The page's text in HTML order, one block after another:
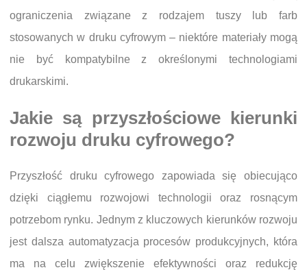
ograniczenia związane z rodzajem tuszy lub farb
stosowanych w druku cyfrowym – niektóre materiały mogą
nie być kompatybilne z określonymi technologiami
drukarskimi.
Jakie są przyszłościowe kierunki
rozwoju druku cyfrowego?
Przyszłość druku cyfrowego zapowiada się obiecująco
dzięki ciągłemu rozwojowi technologii oraz rosnącym
potrzebom rynku. Jednym z kluczowych kierunków rozwoju
jest dalsza automatyzacja procesów produkcyjnych, która
ma na celu zwiększenie efektywności oraz redukcję